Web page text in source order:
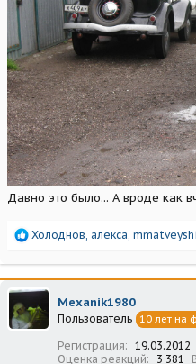
Давно это было... А вроде как
Р
а
к
ц
и
и
Холоднов алекса
Mexanik1980
Пользователь 10 лет на
Регистрация 19.03.2012
Оценка реакций
3 381